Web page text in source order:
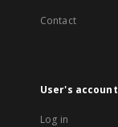
Contact
User's account
Log in